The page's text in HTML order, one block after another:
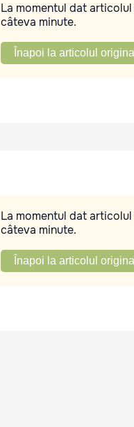
La momentul dat
câteva minute.
Înapoi la articolul original
La momentul dat
câteva minute.
Înapoi la articolul original